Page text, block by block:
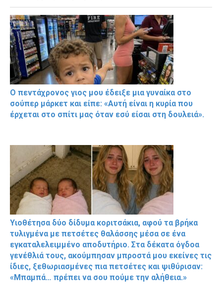
Ο πεντάχρονος γιος μου έδειξε μια γυναίκα στο
σούπερ μάρκετ και είπε: «Αυτή είναι η κυρία που
έρχεται στο σπίτι μας όταν εσύ είσαι στη δουλειά».
Υιοθέτησα δύο δίδυμα κοριτσάκια, αφού τα βρήκα
τυλιγμένα με πετσέτες θαλάσσης μέσα σε ένα
εγκαταλελειμμένο αποδυτήριο. Στα δέκατα όγδοα
γενέθλιά τους, ακούμπησαν μπροστά μου εκείνες τις
ίδιες, ξεθωριασμένες πια πετσέτες και ψιθύρισαν:
«Μπαμπά… πρέπει να σου πούμε την αλήθεια.»